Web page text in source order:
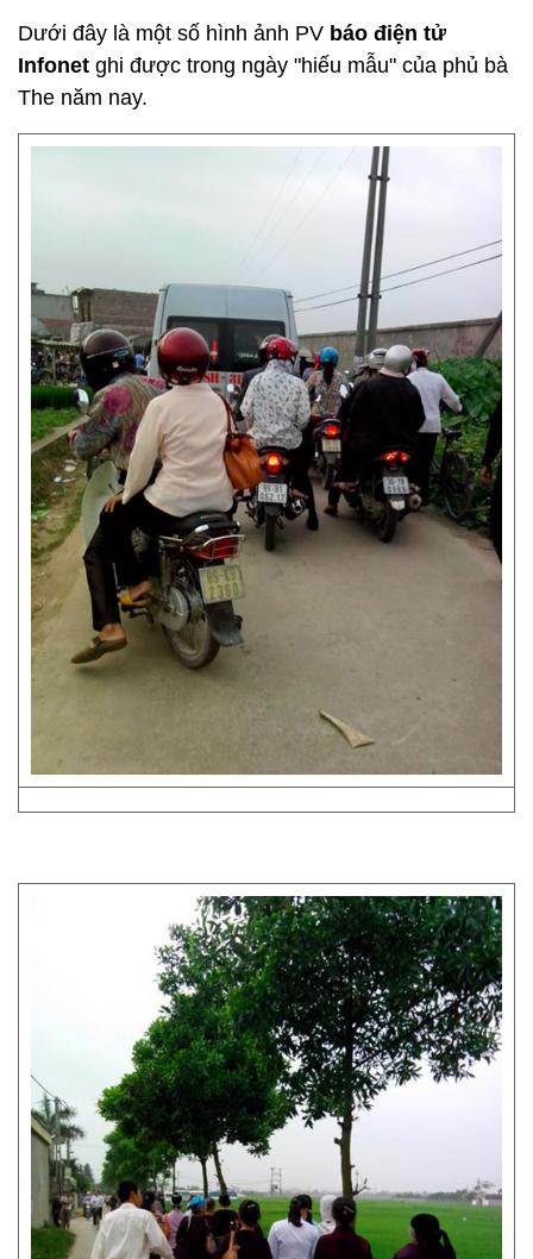
Dưới đây là một số hình ảnh PV báo điện tử
Infonet ghi được trong ngày "hiếu mẫu" của phủ bà
The năm nay.